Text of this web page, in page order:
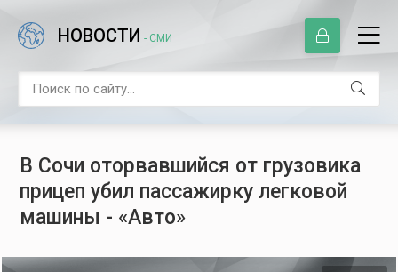
НОВОСТИ - СМИ
В Сочи оторвавшийся от грузовика
прицеп убил пассажирку легковой
машины - «Авто»